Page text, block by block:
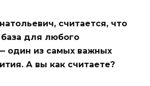
считается, что
для любого
один из самых важных
А вы как считаете?